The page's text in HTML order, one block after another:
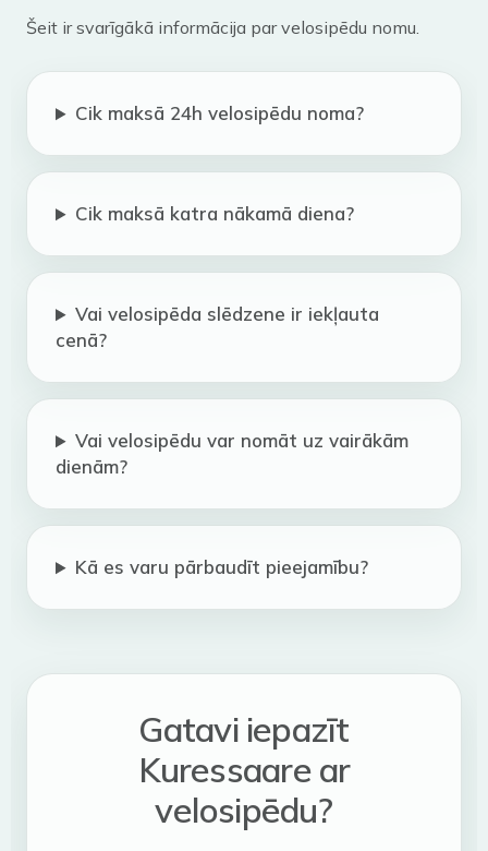
Šeit ir svarīgākā informācija par velosipēdu nomu.
Cik maksā 24h velosipēdu noma?
Cik maksā katra nākamā diena?
Vai velosipēda slēdzene ir iekļauta
cenā?
Vai velosipēdu var nomāt uz vairākām
dienām?
Kā es varu pārbaudīt pieejamību?
Gatavi iepazīt
Kuressaare ar
velosipēdu?